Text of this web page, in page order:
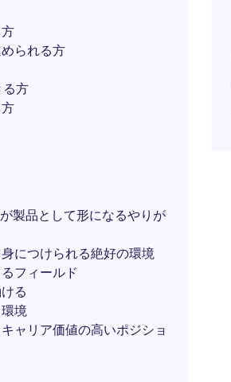
られる方
る方
製品として形になるやりが
につけられる絶好の環境
フィールド
る
境
ャリア価値の高いポジショ